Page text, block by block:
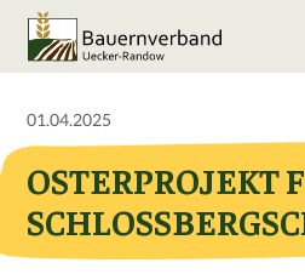
01.04.2025
OSTERPROJEKT